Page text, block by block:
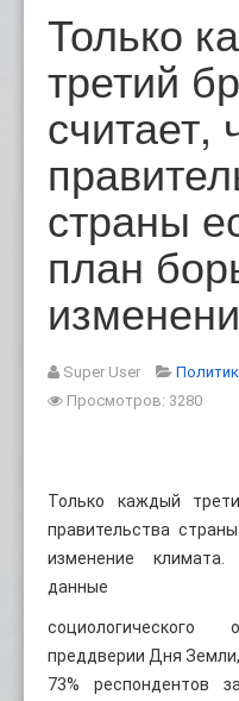
Только
третий
считает,
страны
план
Super User
Просмотров: 3280
Только каждый
правительства
изменение
данные
преддверии Дня
73% респондентов